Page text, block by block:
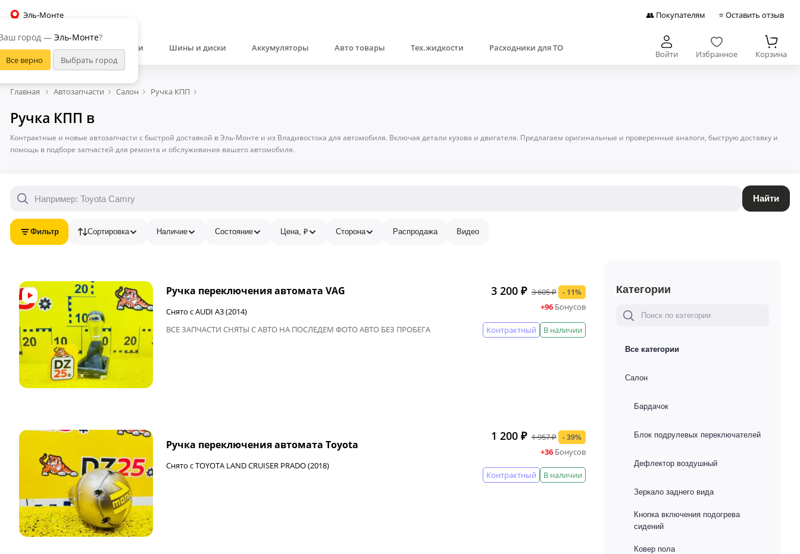
Эль-Монте
город — Эль-Монте?
👥 Покупателям ⭐ Оставить отзыв
Автозапчасти Шины и диски Аккумуляторы Авто товары Тех.жидкости Расходники для ТО
Войти Избранное Корзина
Главная Автозапчасти Салон Ручка КПП
Ручка КПП в
Контрактные и новые автозапчасти с быстрой доставкой в Эль-Монте и из Владивостока для автомобиля. Включая детали кузова и двигателя. Предлагаем оригинальные и проверенные аналоги, быструю доставку и
помощь в подборе запчастей для ремонта и обслуживания вашего автомобиля.
Найти
Фильтр Сортировка Наличие Состояние Цена, ₽ Сторона Распродажа Видео
Ручка переключения автомата VAG
Снято с AUDI A3 (2014)
ВСЕ ЗАПЧАСТИ СНЯТЫ С АВТО НА ПОСЛЕДЕМ ФОТО АВТО БЕЗ ПРОБЕГА
3 200 ₽ 3 605 ₽
- 11%
+96Бонусов
В наличии
Контрактный
Ручка переключения автомата Toyota
Снято с TOYOTA LAND CRUISER PRADO (2018)
1 200 ₽ 1 957 ₽
- 39%
+36Бонусов
В наличии
Контрактный
Категории
Все категории
Салон
Бардачок
Блок подрулевых переключателей
Дефлектор воздушный
Зеркало заднего вида
Кнопка включения подогрева
сидений
Ковер пола